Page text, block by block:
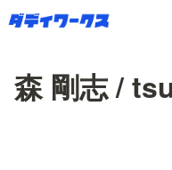
森 剛志 /